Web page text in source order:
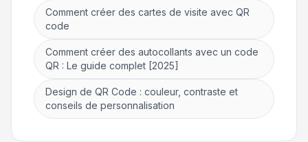
Comment créer des cartes de visite avec QR
code
Comment créer des autocollants avec un code
QR : Le guide complet [2025]
Design de QR Code : couleur, contraste et
conseils de personnalisation